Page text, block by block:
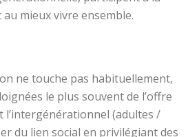
mieux vivre ensemble.
ne touche pas habituellement,
le plus souvent de l’offre
l’intergénérationnel (adultes /
du lien social en privilégiant des